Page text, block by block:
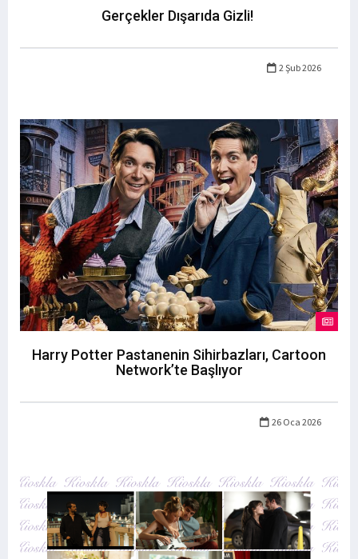
Gerçekler Dışarıda Gizli!
2 Şub 2026
Harry Potter Pastanenin Sihirbazları, Cartoon
Network’te Başlıyor
26 Oca 2026